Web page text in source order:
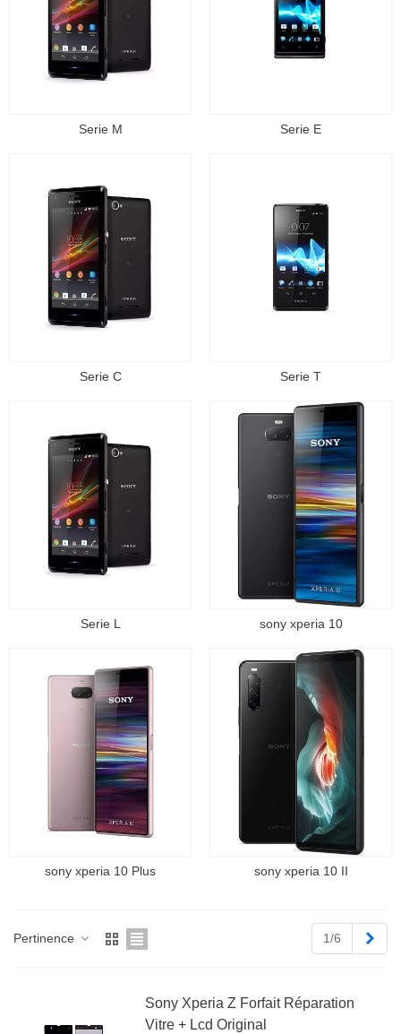
Serie M Serie E
Serie C Serie T
Serie L sony xperia 10
sony xperia 10 Plus sony xperia 10 II
Pertinence 1/6
Sony Xperia Z Forfait Réparation
Vitre + Lcd Original